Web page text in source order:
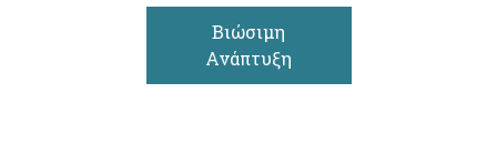
Βιώσιμη
Ανάπτυξη